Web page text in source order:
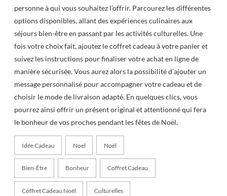
personne à qui vous souhaitez l’offrir. Parcourez les différentes
options disponibles, allant des expériences culinaires aux
séjours bien-être en passant par les activités culturelles. Une
fois votre choix fait, ajoutez le coffret cadeau à votre panier et
suivez les instructions pour finaliser votre achat en ligne de
manière sécurisée. Vous aurez alors la possibilité d’ajouter un
message personnalisé pour accompagner votre cadeau et de
choisir le mode de livraison adapté. En quelques clics, vous
pourrez ainsi offrir un présent original et attentionné qui fera
le bonheur de vos proches pendant les fêtes de Noël.
Idée Cadeau Noel Noël
Bien-Être Bonheur Coffret Cadeau
Coffret Cadeau Noël Culturelles